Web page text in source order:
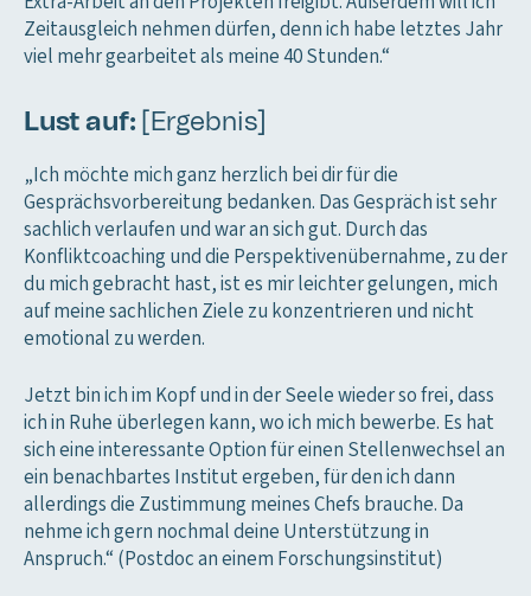
Zeitausgleich nehmen dürfen, denn ich habe letztes Jahr
viel mehr gearbeitet als meine 40 Stunden.“
Lust auf: [Ergebnis]
„Ich möchte mich ganz herzlich bei dir für die
Gesprächsvorbereitung bedanken. Das Gespräch ist sehr
sachlich verlaufen und war an sich gut. Durch das
Konfliktcoaching und die Perspektivenübernahme, zu der
du mich gebracht hast, ist es mir leichter gelungen, mich
auf meine sachlichen Ziele zu konzentrieren und nicht
emotional zu werden.
Jetzt bin ich im Kopf und in der Seele wieder so frei, dass
ich in Ruhe überlegen kann, wo ich mich bewerbe. Es hat
sich eine interessante Option für einen Stellenwechsel an
ein benachbartes Institut ergeben, für den ich dann
allerdings die Zustimmung meines Chefs brauche. Da
nehme ich gern nochmal deine Unterstützung in
Anspruch.“ (Postdoc an einem Forschungsinstitut)